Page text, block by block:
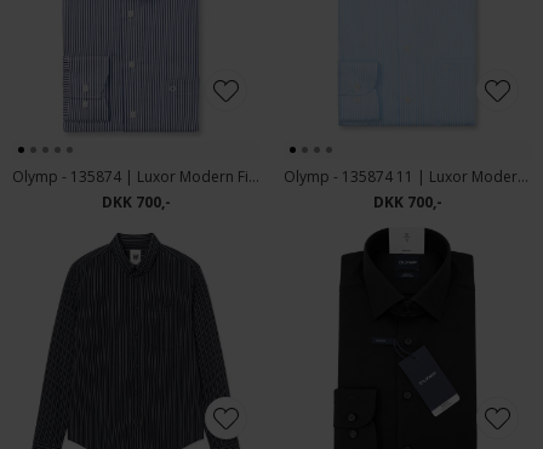
Olymp - 135874 | Luxor Modern Fit Skjorte Blue
DKK 700,-
Olymp - 135874 11 | Luxor Modern Fit Skjorte Blue
DKK 700,-